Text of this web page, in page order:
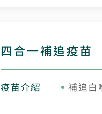
四合一補追疫苗
疫苗介紹 補追白